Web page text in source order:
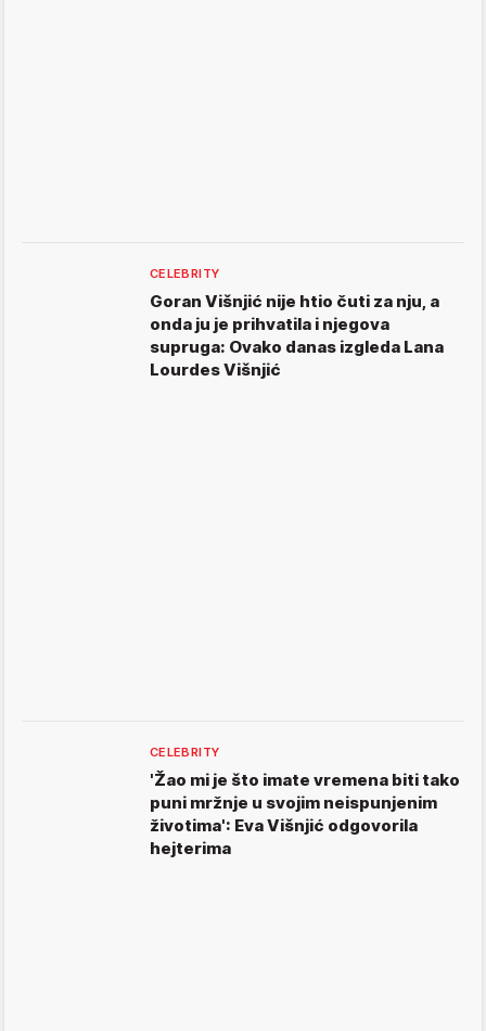
CELEBRITY
Goran Višnjić nije htio čuti za nju, a
onda ju je prihvatila i njegova
supruga: Ovako danas izgleda Lana
Lourdes Višnjić
CELEBRITY
'Žao mi je što imate vremena biti tako
puni mržnje u svojim neispunjenim
životima': Eva Višnjić odgovorila
hejterima